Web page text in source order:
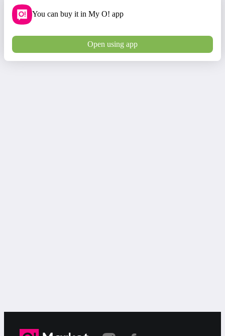
You can buy it in My O! app
Open using app